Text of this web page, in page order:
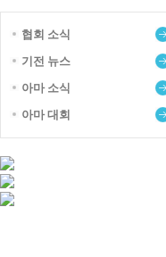
협회 소식
기전 뉴스
아마 소식
아마 대회